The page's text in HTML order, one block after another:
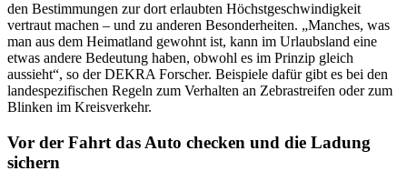
den Bestimmungen zur dort erlaubten Höchstgeschwindigkeit
vertraut machen – und zu anderen Besonderheiten. „Manches, was
man aus dem Heimatland gewohnt ist, kann im Urlaubsland eine
etwas andere Bedeutung haben, obwohl es im Prinzip gleich
aussieht“, so der DEKRA Forscher. Beispiele dafür gibt es bei den
landespezifischen Regeln zum Verhalten an Zebrastreifen oder zum
Blinken im Kreisverkehr.
Vor der Fahrt das Auto checken und die Ladung
sichern